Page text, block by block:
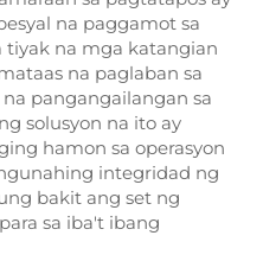
na paggamot sa
tiyak na mga katangian
na paglaban sa
pangangailangan sa
solusyon na ito ay
hamon sa operasyon
integridad ng
bakit ang set ng
sa iba't ibang